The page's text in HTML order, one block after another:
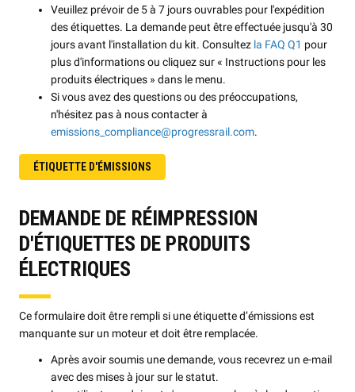
Veuillez prévoir de 5 à 7 jours ouvrables pour l'expédition
des étiquettes. La demande peut être effectuée jusqu'à 30
jours avant l'installation du kit. Consultez la FAQ Q1 pour
plus d'informations ou cliquez sur « Instructions pour les
produits électriques » dans le menu.
Si vous avez des questions ou des préoccupations,
n'hésitez pas à nous contacter à
emissions_compliance@progressrail.com.
ÉTIQUETTE D'ÉMISSIONS
DEMANDE DE RÉIMPRESSION
D'ÉTIQUETTES DE PRODUITS
ÉLECTRIQUES
Ce formulaire doit être rempli si une étiquette d’émissions est
manquante sur un moteur et doit être remplacée.
Après avoir soumis une demande, vous recevrez un e-mail
avec des mises à jour sur le statut.